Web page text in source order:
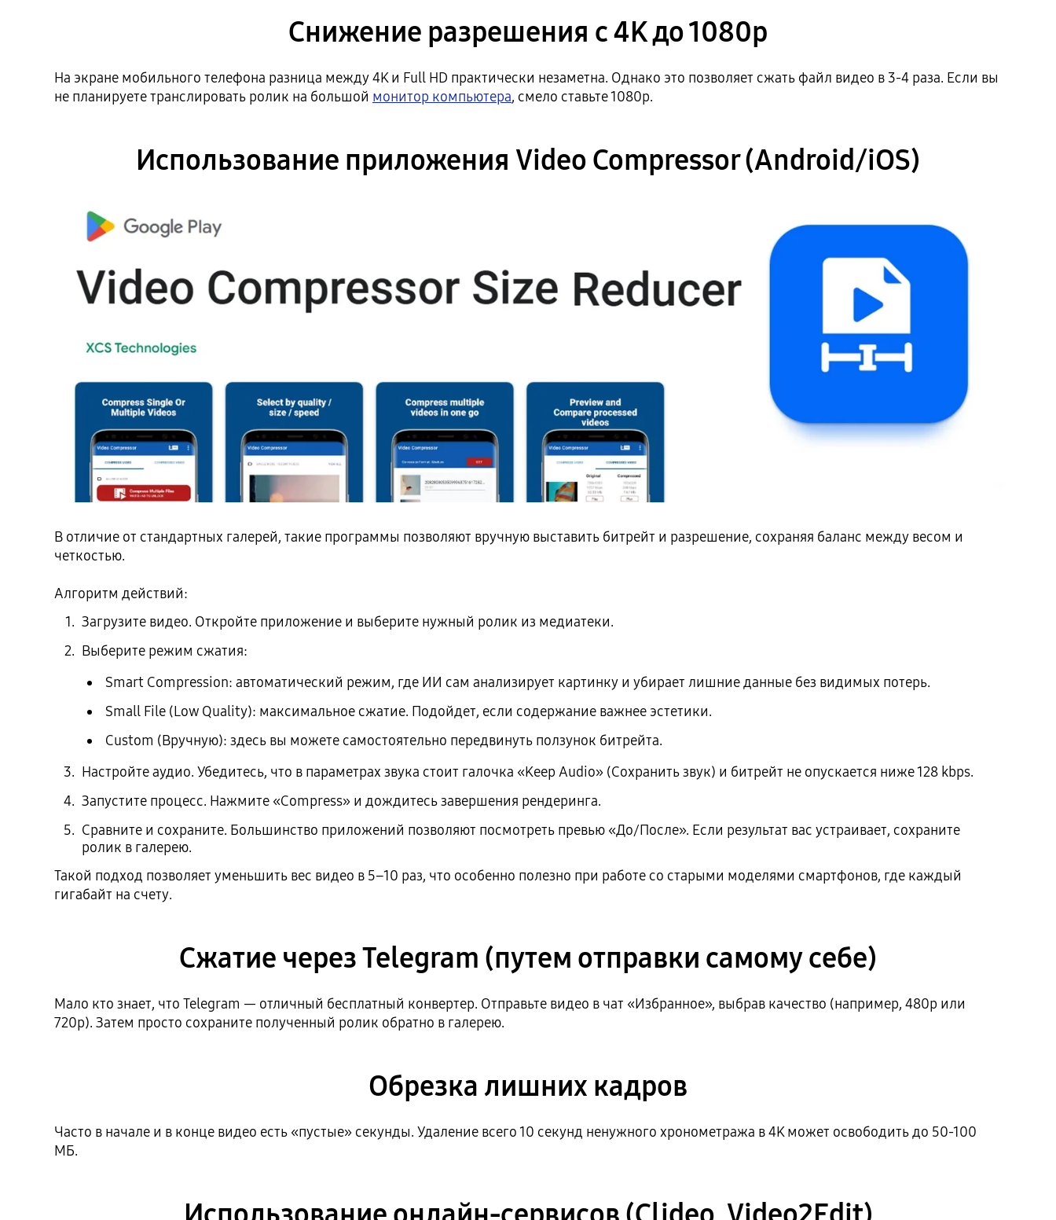
Снижение разрешения с 4K до 1080p
На экране мобильного телефона разница между 4K и Full HD практически незаметна. Однако это позволяет сжать файл видео в 3-4 раза. Если вы
не планируете транслировать ролик на большой монитор компьютера, смело ставьте 1080p.
Использование приложения Video Compressor (Android/iOS)
В отличие от стандартных галерей, такие программы позволяют вручную выставить битрейт и разрешение, сохраняя баланс между весом и
четкостью.
Алгоритм действий:
Загрузите видео. Откройте приложение и выберите нужный ролик из медиатеки.
Выберите режим сжатия:
Smart Compression: автоматический режим, где ИИ сам анализирует картинку и убирает лишние данные без видимых потерь.
Small File (Low Quality): максимальное сжатие. Подойдет, если содержание важнее эстетики.
Custom (Вручную): здесь вы можете самостоятельно передвинуть ползунок битрейта.
Настройте аудио. Убедитесь, что в параметрах звука стоит галочка «Keep Audio» (Сохранить звук) и битрейт не опускается ниже 128 kbps.
Запустите процесс. Нажмите «Compress» и дождитесь завершения рендеринга.
Сравните и сохраните. Большинство приложений позволяют посмотреть превью «До/После». Если результат вас устраивает, сохраните
ролик в галерею.
Такой подход позволяет уменьшить вес видео в 5–10 раз, что особенно полезно при работе со старыми моделями смартфонов, где каждый
гигабайт на счету.
Сжатие через Telegram (путем отправки самому себе)
Мало кто знает, что Telegram — отличный бесплатный конвертер. Отправьте видео в чат «Избранное», выбрав качество (например, 480p или
720p). Затем просто сохраните полученный ролик обратно в галерею.
Обрезка лишних кадров
Часто в начале и в конце видео есть «пустые» секунды. Удаление всего 10 секунд ненужного хронометража в 4K может освободить до 50-100
МБ.